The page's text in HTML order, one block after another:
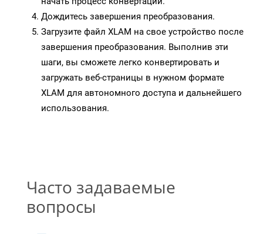
Дождитесь завершения преобразования.
Загрузите файл XLAM на свое устройство после
завершения преобразования. Выполнив эти
шаги, вы сможете легко конвертировать и
загружать веб-страницы в нужном формате
XLAM для автономного доступа и дальнейшего
использования.
Часто задаваемые
вопросы